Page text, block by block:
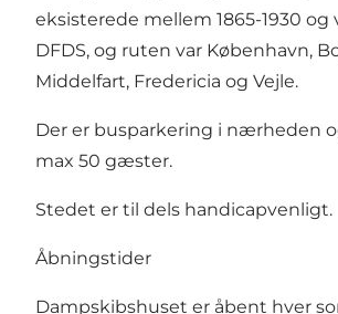
eksisterede mellem 1865-1930 og
DFDS, og ruten var København,
Middelfart, Fredericia og Vejle.
Der er busparkering i nærheden
max 50 gæster.
Stedet er til dels handicapvenligt.
Åbningstider
Dampskibshuset er åbent hver